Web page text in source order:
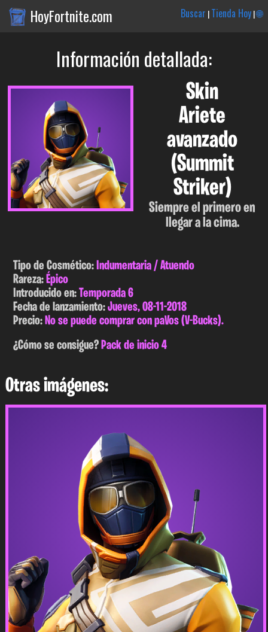
HoyFortnite.com Buscar |Tienda Hoy|🌐
Información detallada:
Skin
Ariete
avanzado
(Summit
Striker)
Siempre el primero en
llegar a la cima.
Tipo de Cosmético:Indumentaria / Atuendo
Rareza:Épico
Introducido en:Temporada 6
Fecha de lanzamiento:Jueves, 08-11-2018
Precio:No se puede comprar con paVos (V-Bucks).
¿Cómo se consigue?Pack de inicio 4
Otras imágenes: